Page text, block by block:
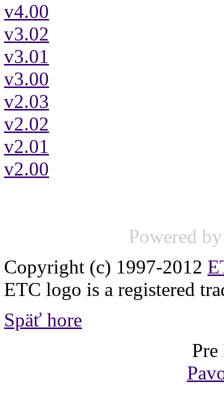
v4.00
v3.02
v3.01
v3.00
v2.03
v2.02
v2.01
v2.00
Powered
Copyright (c) 1997-2012
ETC logo is a registered
Späť hore